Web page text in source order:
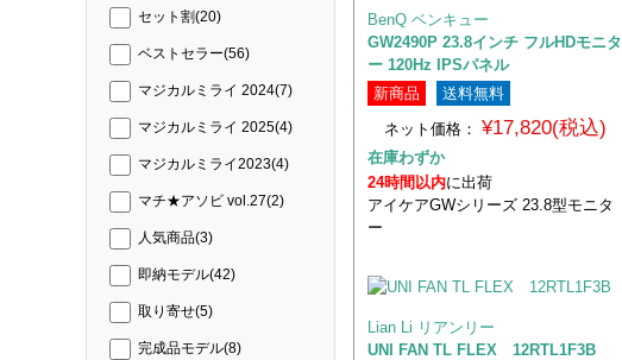
セット割(20)
ベストセラー(56)
マジカルミライ 2024(7)
マジカルミライ 2025(4)
マジカルミライ2023(4)
マチ★アソビ vol.27(2)
人気商品(3)
即納モデル(42)
取り寄せ(5)
完成品モデル(8)
BenQ ベンキュー
GW2490P 23.8インチ フルHDモニタ
ー 120Hz IPSパネル
新商品
送料無料
ネット価格：
¥17,820(税込)
在庫わずか
24時間以内に出荷
アイケアGWシリーズ 23.8型モニタ
ー
Lian Li リアンリー
UNI FAN TL FLEX 12RTL1F3B